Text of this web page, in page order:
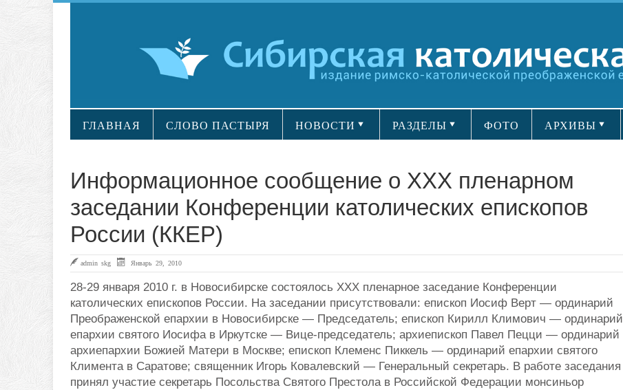
ГЛАВНАЯ СЛОВО ПАСТЫРЯ НОВОСТИ РАЗДЕЛЫ ФОТО АРХИВЫ
Информационное сообщение о XXX пленарном
заседании Конференции католических епископов
России (ККЕР)
admin skg Январь 29, 2010
28-29 января 2010 г. в Новосибирске состоялось XXX пленарное заседание Конференции
католических епископов России. На заседании присутствовали: епископ Иосиф Верт — ординарий
Преображенской епархии в Новосибирске — Председатель; епископ Кирилл Климович — ординарий
епархии святого Иосифа в Иркутске — Вице-председатель; архиепископ Павел Пецци — ординарий
архиепархии Божией Матери в Москве; епископ Клеменс Пиккель — ординарий епархии святого
Климента в Саратове; священник Игорь Ковалевский — Генеральный секретарь. В работе заседания
принял участие секретарь Посольства Святого Престола в Российской Федерации монсиньор